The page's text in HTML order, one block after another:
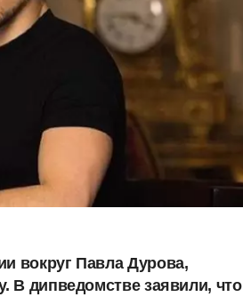
вокруг Павла Дурова,
В дипведомстве заявили, что